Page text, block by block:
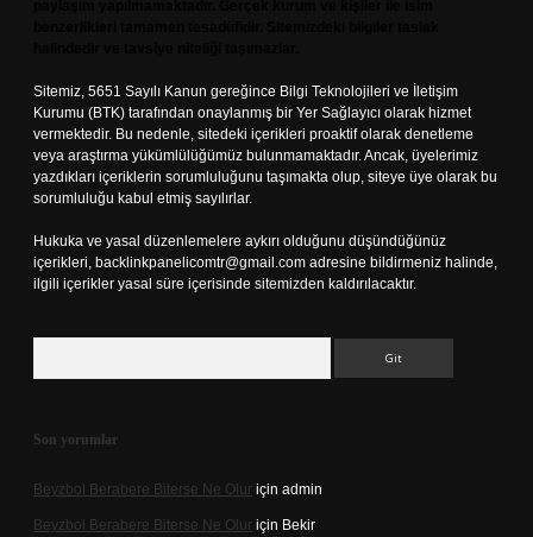
Sitemiz, 5651 Sayılı Kanun gereğince Bilgi Teknolojileri ve İletişim
Kurumu (BTK) tarafından onaylanmış bir Yer Sağlayıcı olarak hizmet
vermektedir. Bu nedenle, sitedeki içerikleri proaktif olarak denetleme
veya araştırma yükümlülüğümüz bulunmamaktadır. Ancak, üyelerimiz
yazdıkları içeriklerin sorumluluğunu taşımakta olup, siteye üye olarak bu
sorumluluğu kabul etmiş sayılırlar.
Hukuka ve yasal düzenlemelere aykırı olduğunu düşündüğünüz
içerikleri, backlinkpanelicomtr@gmail.com adresine bildirmeniz halinde,
ilgili içerikler yasal süre içerisinde sitemizden kaldırılacaktır.
Son yorumlar
Beyzbol Berabere Biterse Ne Olur için admin
Beyzbol Berabere Biterse Ne Olur için Bekir